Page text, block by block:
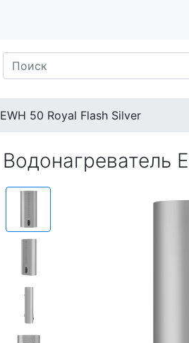
EWH 50 Royal Flash Silver
Водонагреватель